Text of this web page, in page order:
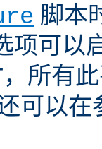
脚本
项可以
，所有
可以在